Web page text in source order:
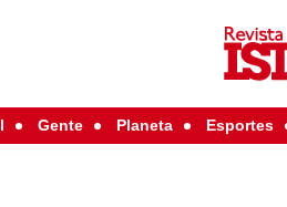
Gente Planeta Esportes